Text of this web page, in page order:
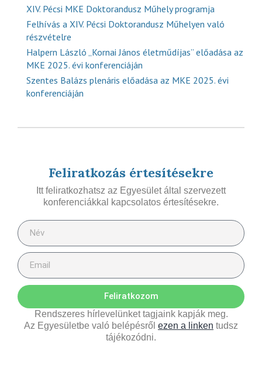
XIV. Pécsi MKE Doktorandusz Műhely programja
Felhívás a XIV. Pécsi Doktorandusz Műhelyen való
részvételre
Halpern László „Kornai János életműdíjas” előadása az
MKE 2025. évi konferenciáján
Szentes Balázs plenáris előadása az MKE 2025. évi
konferenciáján
Feliratkozás értesítésekre
Itt feliratkozhatsz az Egyesület által szervezett
konferenciákkal kapcsolatos értesítésekre.
Feliratkozom
Rendszeres hírlevelünket tagjaink kapják meg.
Az Egyesületbe való belépésről ezen a linken tudsz
tájékozódni.